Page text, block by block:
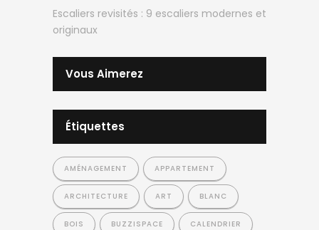
Escaliers revisités : 9 escaliers modernes et
originaux
Vous Aimerez
Étiquettes
AMÉNAGEMENT APPARTEMENT
ARCHITECTURE ART BLANC
BOIS BUZZISPACE CALENDRIER